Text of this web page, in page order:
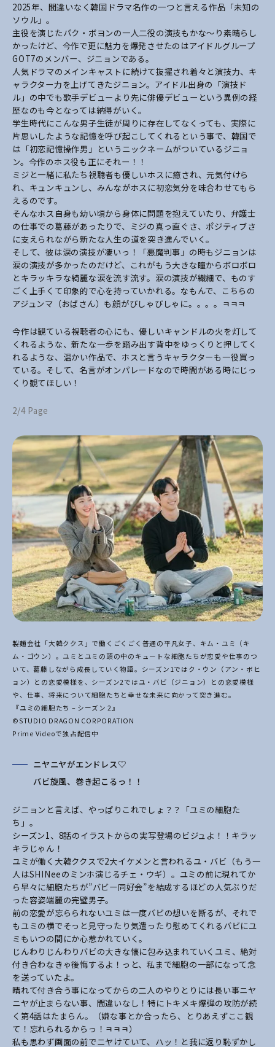
2025年、間違いなく韓国ドラマ名作の一つと言える作品「未知の
ソウル」。
主役を演じたパク・ボヨンの一人二役の演技もかな～り素晴らし
かったけど、今作で更に魅力を爆発させたのはアイドルグループ
GOT7のメンバー、ジニョンである。
人気ドラマのメインキャストに続けて抜擢され着々と演技力、キ
ャラクター力を上げてきたジニョン。アイドル出身の「演技ド
ル」の中でも歌手デビューより先に俳優デビューという異例の経
歴なのも今となっては納得がいく。
学生時代にこんな男子生徒が周りに存在してなくっても、実際に
片思いしたような記憶を呼び起こしてくれるという事で、韓国で
は「初恋記憶操作男」というニックネームがついているジニョ
ン。今作のホス役も正にそれー！！
ミジと一緒に私たち視聴者も優しいホスに癒され、元気付けら
れ、キュンキュンし、みんながホスに初恋気分を味合わせてもら
えるのです。
そんなホス自身も幼い頃から身体に問題を抱えていたり、弁護士
の仕事での葛藤があったり で、ミジの真っ直ぐさ、ポジティブさ
に支えられながら新たな人生の道を突き進んでいく。
そして、彼は涙の演技が凄いっ！「悪魔判事」の時もジニョンは
涙の演技が多かったのだけど、これがもう大きな瞳からボロボロ
とキラッキラな綺麗な涙を流す流す。涙の演技が繊細で、ものす
ごく上手くて印象的で心を持っていかれる。なもんで、こちらの
アジュンマ（おばさん）も顔がびしゃびしゃに。。。。ㅋㅋㅋ
今作は観ている視聴者の心にも、優しいキャンドルの火を灯して
くれるような、新たな一歩を踏み出す背中をゆっくりと押してく
れるような、温かい作品で、ホスと言うキャラクターも一役買っ
ている。そして、名言がオンパレードなので時間がある時にじっ
くり観てほしい！
2/4 Page
製麺会社「大韓ククス」で働くごくごく普通の平凡女子、キム・ユミ（キ
ム・ゴウン）。 ユミとユミの頭の中のキュートな細胞たちが恋愛や仕事のつ
いて、葛藤しながら成長していく物語。シーズン1ではク・ウン（アン・ボヒ
ョン）との恋愛模様を、シーズン2ではユ・バビ（ジニョン）との恋愛模様
や、仕事、将来について細胞たちと幸せな未来に向かって突き進む。
『ユミの細胞たち – シーズン 2』
©STUDIO DRAGON CORPORATION
Prime Videoで独占配信中
ニヤニヤがエンドレス♡
バビ旋風、巻き起こるっ！！
ジニョンと言えば、やっぱりこれでしょ？？「ユミの細胞た
ち」。
シーズン1、8話のイラストからの実写登場のビジュよ！！キラッ
キラじゃん！
ユミが働く大韓ククスで2大イケメンと言われるユ・バビ（もう一
人はSHINeeのミンホ演じるチェ・ウギ）。 ユミの前に現れてか
ら早々に細胞たちが”バビー同好会”を結成するほどの人気ぶりだ
った容姿端麗の完璧男子。
前の恋愛が忘らられないユミは一度バビの想いを断るが、それで
もユミの横でそっと見守った り気遣ったり慰めてくれるバビにユ
ミもいつの間にか心惹かれていく。
じんわりじんわりバビの大きな懐に包み込まれていくユミ、絶対
付き合わなきゃ後悔する よ！っと、私まで細胞の一部になって念
を送っていたよ。
晴れて付き合う事になってからの二人のやりとりには長い事ニヤ
ニヤが止まらない事、間違いなし！特にトキメキ爆弾の攻防が続
く第4話はたまらん。（嫌な事とか合ったら、とりあえずここ観
て！忘れられるからっ！ㅋㅋㅋ）
私も思わず画面の前でニヤけていて、ハッ！と我に返り恥ずかし